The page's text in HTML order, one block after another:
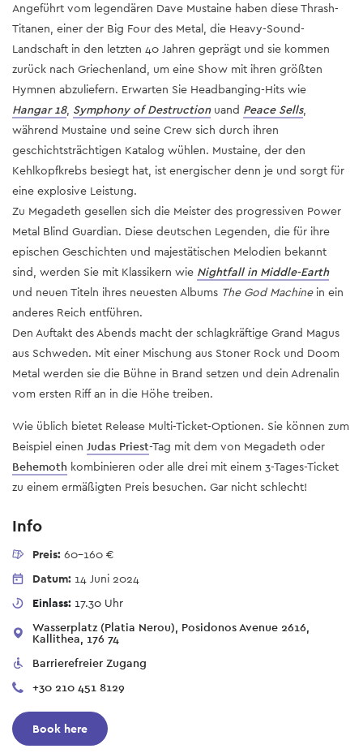
Angeführt vom legendären Dave Mustaine haben diese Thrash-
Titanen, einer der Big Four des Metal, die Heavy-Sound-
Landschaft in den letzten 40 Jahren geprägt und sie kommen
zurück nach Griechenland, um eine Show mit ihren größten
Hymnen abzuliefern. Erwarten Sie Headbanging-Hits wie
Hangar 18, Symphony of Destructionuand Peace Sells,
während Mustaine und seine Crew sich durch ihren
geschichtsträchtigen Katalog wühlen. Mustaine, der den
Kehlkopfkrebs besiegt hat, ist energischer denn je und sorgt für
eine explosive Leistung.
Zu Megadeth gesellen sich die Meister des progressiven Power
Metal Blind Guardian. Diese deutschen Legenden, die für ihre
epischen Geschichten und majestätischen Melodien bekannt
sind, werden Sie mit Klassikern wie Nightfall in Middle-Earth
und neuen Titeln ihres neuesten Albums The God Machinein ein
anderes Reich entführen.
Den Auftakt des Abends macht der schlagkräftige Grand Magus
aus Schweden. Mit einer Mischung aus Stoner Rock und Doom
Metal werden sie die Bühne in Brand setzen und dein Adrenalin
vom ersten Riff an in die Höhe treiben.
Wie üblich bietet Release Multi-Ticket-Optionen. Sie können zum
Beispiel einen Judas Priest-Tag mit dem von Megadeth oder
Behemoth kombinieren oder alle drei mit einem 3-Tages-Ticket
zu einem ermäßigten Preis besuchen. Gar nicht schlecht!
Info
Preis: 60-160 €
Datum: 14 Juni 2024
Einlass: 17.30 Uhr
Wasserplatz (Platia Nerou), Posidonos Avenue 2616,
Kallithea, 176 74
Barrierefreier Zugang
+30 210 451 8129
Book here